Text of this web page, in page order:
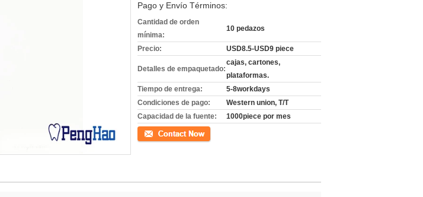
Pago y Envío Términos:
Cantidad de orden
mínima:
10 pedazos
Precio: USD8.5-USD9 piece
Detalles de empaquetado:
cajas, cartones,
plataformas.
Tiempo de entrega:
5-8workdays
Condiciones de pago:
Western union, T/T
Capacidad de la fuente:
1000piece por mes
Contacto